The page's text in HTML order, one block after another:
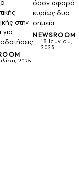
στην
2025
όσον αφορά
κυρίως δυο
σημεία
NEWSROOM
18 Ιουνίου,
2025